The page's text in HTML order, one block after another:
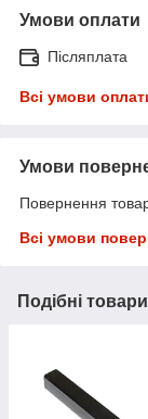
Умови оплати
Післяплата
Всі умови
Умови
Повернення
Всі умови
Подібні